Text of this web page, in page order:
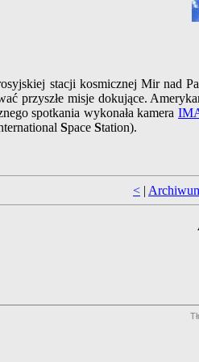
stacji kosmicznej Mir nad
przyszłe misje dokujące.
spotkania wykonała kamera
Space Station).
< |